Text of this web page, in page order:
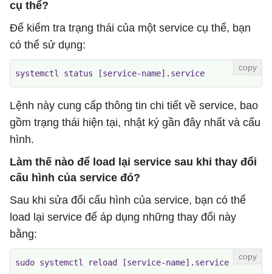
cụ thể?
Để kiểm tra trạng thái của một service cụ thể, bạn
có thể sử dụng:
systemctl status [service-name].service
Lệnh này cung cấp thông tin chi tiết về service, bao
gồm trạng thái hiện tại, nhật ký gần đây nhất và cấu
hình.
Làm thế nào để load lại service sau khi thay đổi
cấu hình của service đó?
Sau khi sửa đổi cấu hình của service, bạn có thể
load lại service để áp dụng những thay đổi này
bằng:
sudo systemctl reload [service-name].service